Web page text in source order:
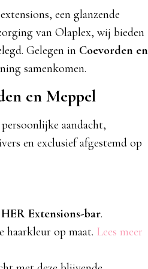
een glanzende
van Olaplex, wij bieden
Gelegen in Coevorden en
samenkomen.
en Meppel
aandacht,
en exclusief afgestemd op
HER Extensions-bar.
haarkleur op maat. Lees meer